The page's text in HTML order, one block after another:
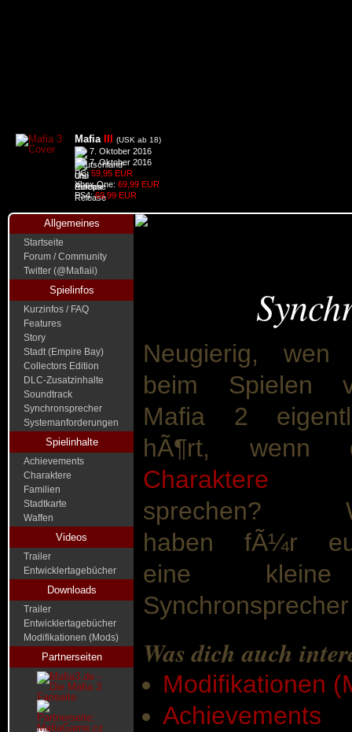
Mafia (USK ab 18)
7. Oktober 2016
7. Oktober 2016
PC: 59,95 EUR
Xbox One: 69,99 EUR
PS4:69,99 EUR
Allgemeines
Startseite
Forum / Community
Twitter (@Mafiaii)
Spielinfos
Kurzinfos / FAQ
Features
Story
Stadt (Empire Bay)
Collectors Edition
DLC-Zusatzinhalte
Soundtrack
Synchronsprecher
Systemanforderungen
Spielinhalte
Achievements
Charaktere
Familien
Stadtkarte
Waffen
Videos
Trailer
Entwicklertagebücher
Downloads
Trailer
Entwicklertagebücher
Modifikationen (Mods)
Partnerseiten
Neugierig, wen
beim Spielen
Mafia 2
hÃ¶rt, wenn
Charaktere
sprechen?
haben fÃ¼r
eine
Was dich auch
Modifikationen
Achievements